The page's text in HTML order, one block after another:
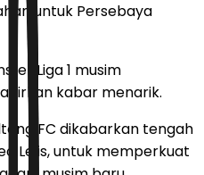
untuk Persebaya
Liga 1 musim
kabar menarik.
FC dikabarkan tengah
Lelis, untuk memperkuat